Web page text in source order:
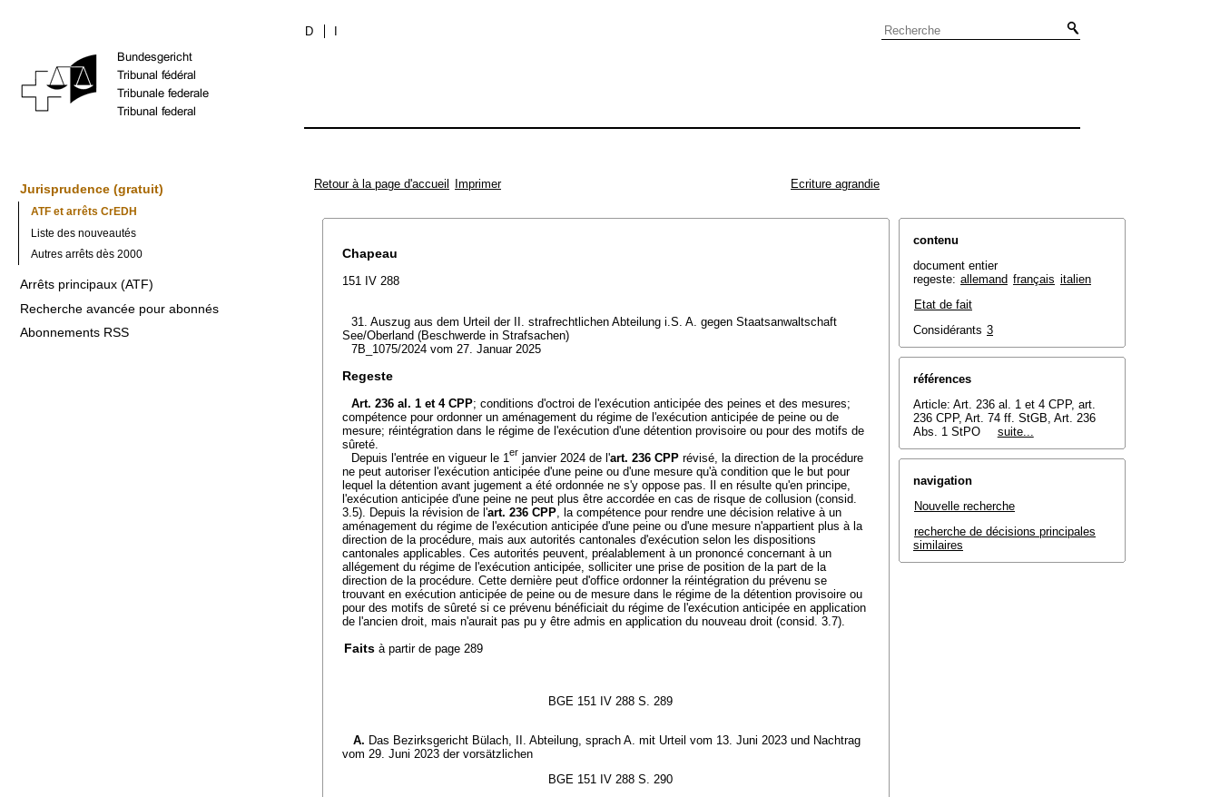
D
Jurisprudence (gratuit)
ATF et arrêts CrEDH
Liste des nouveautés
Autres arrêts dès 2000
Arrêts principaux (ATF)
Recherche avancée pour abonnés
Abonnements RSS
Retour à la page d'accueil Imprimer Ecriture agrandie
Chapeau
151 IV 288
31. Auszug aus dem Urteil der II. strafrechtlichen Abteilung i.S. A. gegen Staatsanwaltschaft
See/Oberland (Beschwerde in Strafsachen)
7B_1075/2024 vom 27. Januar 2025
Regeste
Art. 236 al. 1 et 4 CPP; conditions d'octroi de l'exécution anticipée des peines et des mesures;
compétence pour ordonner un aménagement du régime de l'exécution anticipée de peine ou de
mesure; réintégration dans le régime de l'exécution d'une détention provisoire ou pour des motifs de
sûreté.
Depuis l'entrée en vigueur le 1er janvier 2024 de l'art. 236 CPP révisé, la direction de la procédure
ne peut autoriser l'exécution anticipée d'une peine ou d'une mesure qu'à condition que le but pour
lequel la détention avant jugement a été ordonnée ne s'y oppose pas. Il en résulte qu'en principe,
l'exécution anticipée d'une peine ne peut plus être accordée en cas de risque de collusion (consid.
3.5). Depuis la révision de l'art. 236 CPP, la compétence pour rendre une décision relative à un
aménagement du régime de l'exécution anticipée d'une peine ou d'une mesure n'appartient plus à la
direction de la procédure, mais aux autorités cantonales d'exécution selon les dispositions
cantonales applicables. Ces autorités peuvent, préalablement à un prononcé concernant à un
allégement du régime de l'exécution anticipée, solliciter une prise de position de la part de la
direction de la procédure. Cette dernière peut d'office ordonner la réintégration du prévenu se
trouvant en exécution anticipée de peine ou de mesure dans le régime de la détention provisoire ou
pour des motifs de sûreté si ce prévenu bénéficiait du régime de l'exécution anticipée en application
de l'ancien droit, mais n'aurait pas pu y être admis en application du nouveau droit (consid. 3.7).
Faits à partir de page 289
BGE 151 IV 288 S. 289
A. Das Bezirksgericht Bülach, II. Abteilung, sprach A. mit Urteil vom 13. Juni 2023 und Nachtrag
vom 29. Juni 2023 der vorsätzlichen
BGE 151 IV 288 S. 290
contenu
document entier
regeste: allemand français italien
Etat de fait
Considérants 3
références
Article: Art. 236 al. 1 et 4 CPP, art.
236 CPP, Art. 74 ff. StGB, Art. 236
Abs. 1 StPO
suite...
navigation
Nouvelle recherche
recherche de décisions principales
similaires